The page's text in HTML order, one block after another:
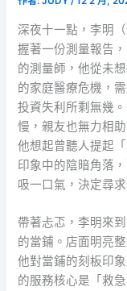
深夜十一點，李明
握著一份測量報告
的測量師，他從未
的家庭醫療危機，
投資失利所剩無幾
慢，親友也無力相
他想起曾聽人提起
印象中的陰暗角落
吸一口氣，決定尋
帶著忐忑，李明來
的當鋪。店面明亮
他對當鋪的刻板印
的服務核心是「救